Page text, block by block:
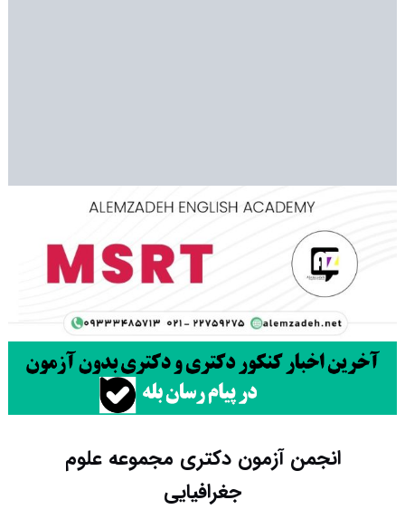
انجمن آزمون دکتری مجموعه علوم
جغرافیایی